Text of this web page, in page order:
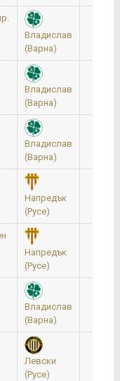
Владислав
(Варна)
Владислав
(Варна)
Владислав
(Варна)
Напредък
(Русе)
Напредък
(Русе)
Владислав
(Варна)
Левски
(Русе)